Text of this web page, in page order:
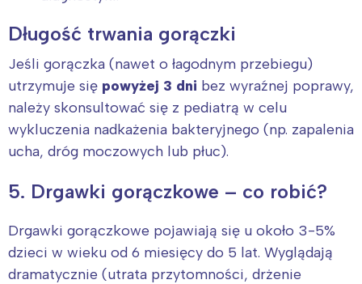
Długość trwania gorączki
Jeśli gorączka (nawet o łagodnym przebiegu)
utrzymuje się powyżej 3 dni bez wyraźnej poprawy,
należy skonsultować się z pediatrą w celu
wykluczenia nadkażenia bakteryjnego (np. zapalenia
ucha, dróg moczowych lub płuc).
5. Drgawki gorączkowe – co robić?
Drgawki gorączkowe pojawiają się u około 3-5%
dzieci w wieku od 6 miesięcy do 5 lat. Wyglądają
dramatycznie (utrata przytomności, drżenie